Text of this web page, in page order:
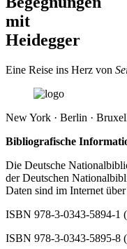
mit
Heidegger
Eine Reise ins Herz von
New York · Berlin ·
Bibliografische
Die Deutsche
der Deutschen
Daten sind im Internet über
ISBN 978-3-0343-5894-1
ISBN 978-3-0343-5895-8